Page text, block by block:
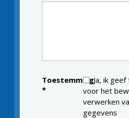
Toestemming
*
Ja, ik
voor het
verwerken
gegevens